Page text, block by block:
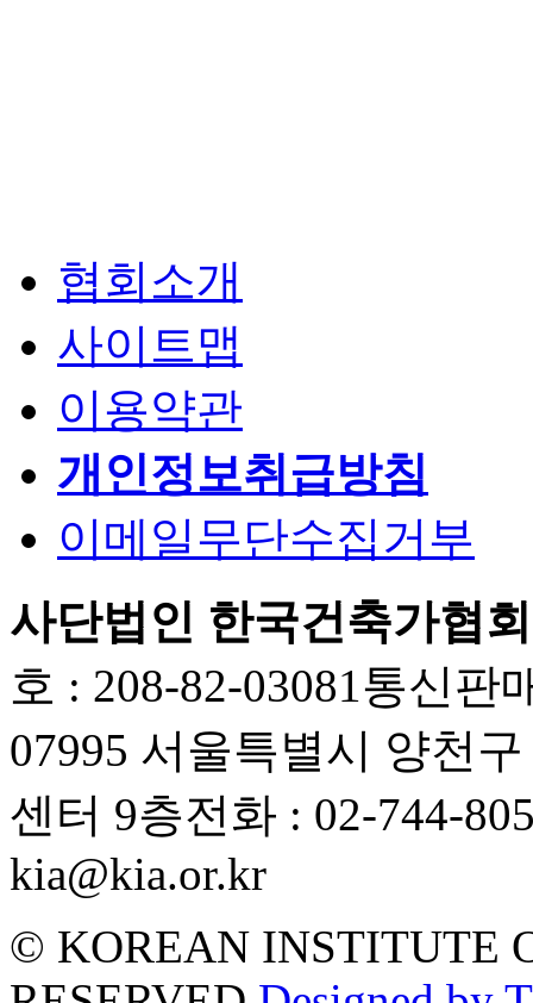
협회소개
사이트맵
이용약관
개인정보취급방침
이메일무단수집거부
사단법인 한국건축가협회
호 : 208-82-03081 통신판
07995 서울특별시 양천
센터 9층전화 : 02-744-
kia@kia.or.kr
© KOREAN INSTITUTE